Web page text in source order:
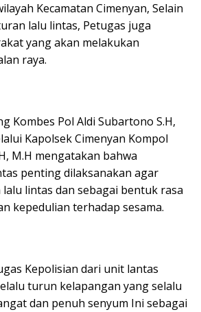
Kecamatan Cimenyan, Selain
lalu lintas, Petugas juga
yang akan melakukan
raya.
Kombes Pol Aldi Subartono S.H,
Kapolsek Cimenyan Kompol
M.H mengatakan bahwa
penting dilaksanakan agar
lintas dan sebagai bentuk rasa
kepedulian terhadap sesama.
Kepolisian dari unit lantas
turun kelapangan yang selalu
dan penuh senyum Ini sebagai